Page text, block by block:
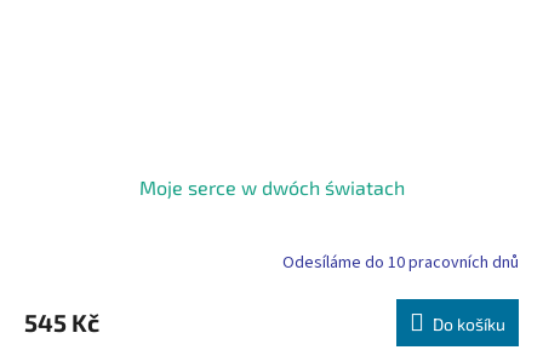
Moje serce w dwóch światach
Odesíláme do 10 pracovních dnů
545 Kč Do košíku